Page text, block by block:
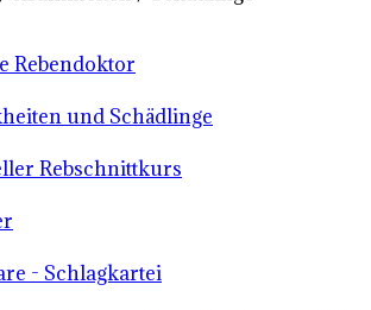
Rebendoktor
und Schädlinge
Rebschnittkurs
- Schlagkartei